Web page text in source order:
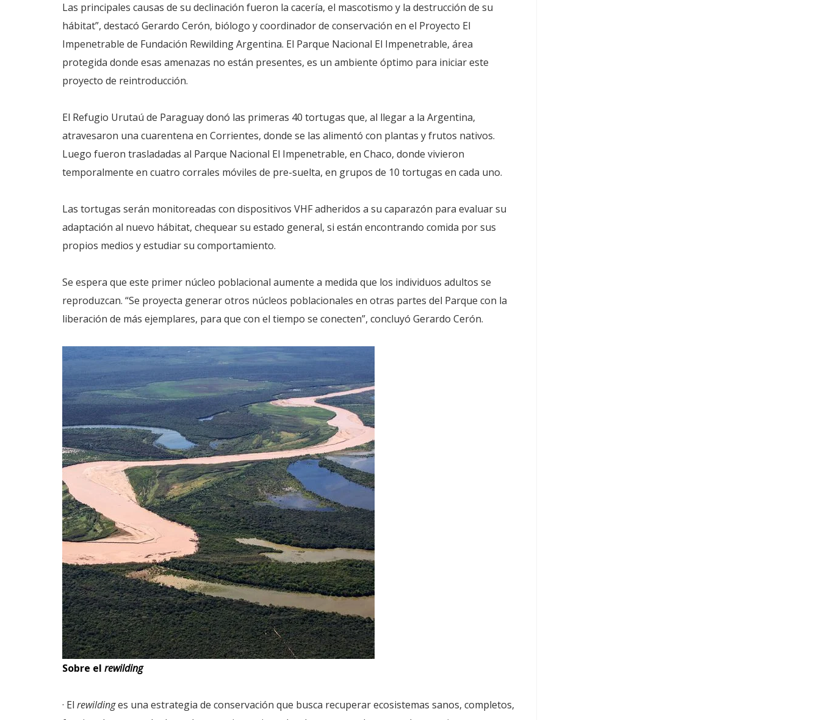
Las principales causas de su declinación fueron la cacería, el mascotismo y la destrucción de su
hábitat”, destacó Gerardo Cerón, biólogo y coordinador de conservación en el Proyecto El
Impenetrable de Fundación Rewilding Argentina. El Parque Nacional El Impenetrable, área
protegida donde esas amenazas no están presentes, es un ambiente óptimo para iniciar este
proyecto de reintroducción.
El Refugio Urutaú de Paraguay donó las primeras 40 tortugas que, al llegar a la Argentina,
atravesaron una cuarentena en Corrientes, donde se las alimentó con plantas y frutos nativos.
Luego fueron trasladadas al Parque Nacional El Impenetrable, en Chaco, donde vivieron
temporalmente en cuatro corrales móviles de pre-suelta, en grupos de 10 tortugas en cada uno.
Las tortugas serán monitoreadas con dispositivos VHF adheridos a su caparazón para evaluar su
adaptación al nuevo hábitat, chequear su estado general, si están encontrando comida por sus
propios medios y estudiar su comportamiento.
Se espera que este primer núcleo poblacional aumente a medida que los individuos adultos se
reproduzcan. “Se proyecta generar otros núcleos poblacionales en otras partes del Parque con la
liberación de más ejemplares, para que con el tiempo se conecten”, concluyó Gerardo Cerón.
Sobre el rewilding
· El rewildinges una estrategia de conservación que busca recuperar ecosistemas sanos, completos,